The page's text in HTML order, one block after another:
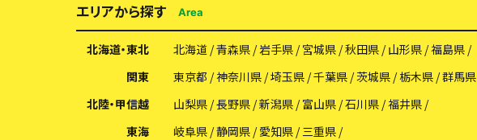
エリアから探す Area
北海道・東北 北海道 青森県 岩手県 宮城県 秋田県 山形県 福島県
関東
東京都 神奈川県 埼玉県 千葉県 茨城県 栃木県 群馬県
北陸・甲信越
山梨県 長野県 新潟県 富山県 石川県 福井県
東海
岐阜県 静岡県 愛知県 三重県